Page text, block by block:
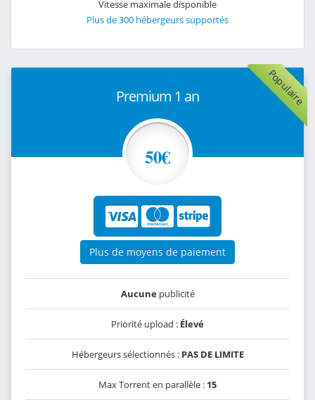
Vitesse maximale disponible
Plus de 300 hébergeurs supportés
Populaire
Premium 1 an
50€
Plus de moyens de paiement
Aucunepublicité
Priorité upload : Élevé
Hébergeurs sélectionnés : PAS DE LIMITE
Max Torrent en parallèle : 15